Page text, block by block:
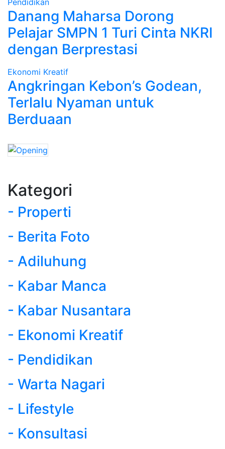
Pendidikan
Danang Maharsa Dorong
Pelajar SMPN 1 Turi Cinta NKRI
dengan Berprestasi
Ekonomi Kreatif
Angkringan Kebon’s Godean,
Terlalu Nyaman untuk
Berduaan
Kategori
- Properti
- Berita Foto
- Adiluhung
- Kabar Manca
- Kabar Nusantara
- Ekonomi Kreatif
- Pendidikan
- Warta Nagari
- Lifestyle
- Konsultasi